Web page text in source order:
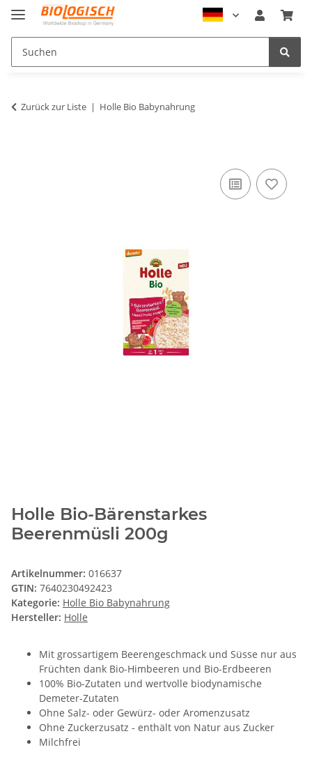
Zurück zur Liste Holle Bio Babynahrung
Holle Bio-Bärenstarkes
Beerenmüsli 200g
Artikelnummer: 016637
GTIN: 7640230492423
Kategorie: Holle Bio Babynahrung
Hersteller: Holle
Mit grossartigem Beerengeschmack und Süsse nur aus
Früchten dank Bio-Himbeeren und Bio-Erdbeeren
100% Bio-Zutaten und wertvolle biodynamische
Demeter-Zutaten
Ohne Salz- oder Gewürz- oder Aromenzusatz
Ohne Zuckerzusatz - enthält von Natur aus Zucker
Milchfrei